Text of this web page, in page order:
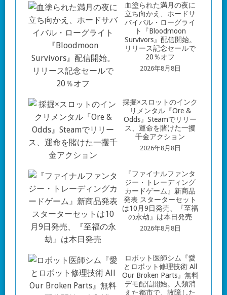
血塗られた満月の夜に
立ち向かえ、ホードサ
バイバル・ローグライ
ト『Bloodmoon
Survivors』配信開始。
リリース記念セールで
20％オフ
2026年8月8日
採掘×スロットのインク
リメンタル『Ore &
Odds』Steamでリリー
ス、運命を賭けた一攫
千金アクション
2026年8月8日
『ファイナルファンタ
ジー・トレーディング
カードゲーム』新商品
発表 スターターセット
は10月9日発売、『至福
の永劫』は本日発売
2026年8月8日
ロボット医師シム『愛
とロボット修理技術 All
Our Broken Parts』無料
デモ配信開始。人類消
えた都市で、故障した